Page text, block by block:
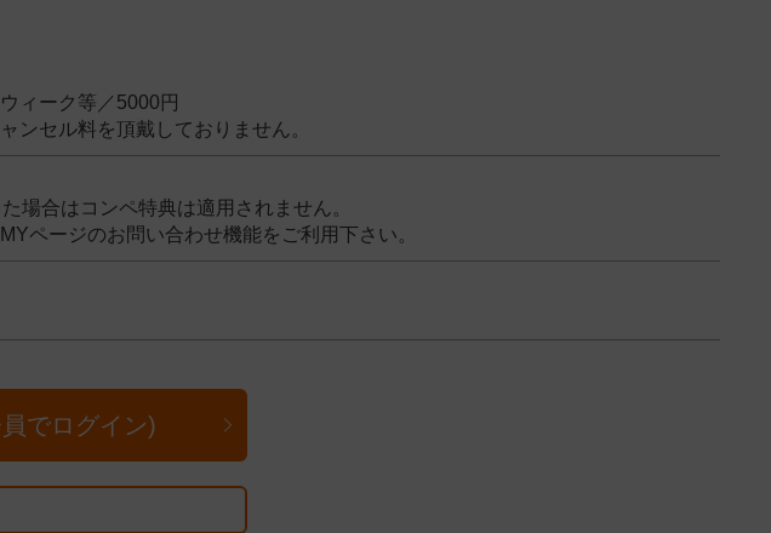
ィーク等／5000円
ンセル料を頂戴しておりません。
場合はコンペ特典は適用されません。
ページのお問い合わせ機能をご利用下さい。
でログイン)